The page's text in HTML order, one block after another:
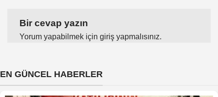
Bir cevap yazın
Yorum yapabilmek için giriş yapmalısınız.
EN GÜNCEL HABERLER